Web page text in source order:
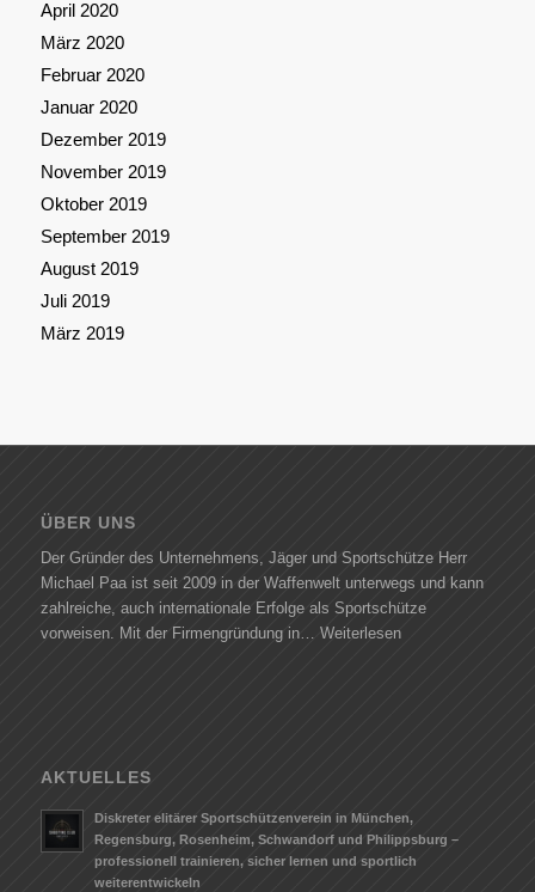
April 2020
März 2020
Februar 2020
Januar 2020
Dezember 2019
November 2019
Oktober 2019
September 2019
August 2019
Juli 2019
März 2019
ÜBER UNS
Der Gründer des Unternehmens, Jäger und Sportschütze Herr
Michael Paa ist seit 2009 in der Waffenwelt unterwegs und kann
zahlreiche, auch internationale Erfolge als Sportschütze
vorweisen. Mit der Firmengründung in… Weiterlesen
AKTUELLES
Diskreter elitärer Sportschützenverein in München,
Regensburg, Rosenheim, Schwandorf und Philippsburg –
professionell trainieren, sicher lernen und sportlich
weiterentwickeln